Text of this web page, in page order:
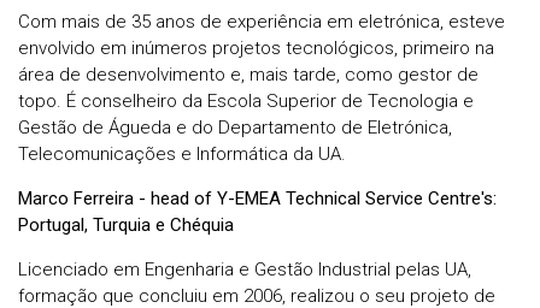
Com mais de 35 anos de experiência em eletrónica, esteve
envolvido em inúmeros projetos tecnológicos, primeiro na
área de desenvolvimento e, mais tarde, como gestor de
topo. É conselheiro da Escola Superior de Tecnologia e
Gestão de Águeda e do Departamento de Eletrónica,
Telecomunicações e Informática da UA.
Marco Ferreira - head of Y-EMEA Technical Service Centre's:
Portugal, Turquia e Chéquia
Licenciado em Engenharia e Gestão Industrial pelas UA,
formação que concluiu em 2006, realizou o seu projeto de